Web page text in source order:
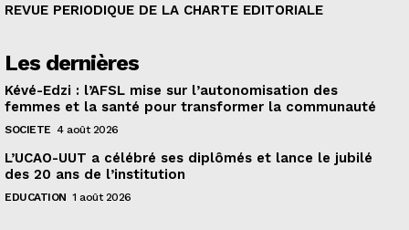
REVUE PERIODIQUE DE LA CHARTE EDITORIALE
Les dernières
Kévé-Edzi : l’AFSL mise sur l’autonomisation des
femmes et la santé pour transformer la communauté
SOCIETE 4 août 2026
L’UCAO-UUT a célébré ses diplômés et lance le jubilé
des 20 ans de l’institution
EDUCATION 1 août 2026